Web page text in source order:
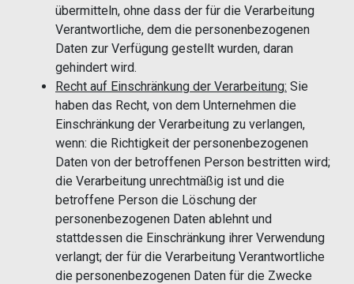
übermitteln, ohne dass der für die Verarbeitung
Verantwortliche, dem die personenbezogenen
Daten zur Verfügung gestellt wurden, daran
gehindert wird.
Recht auf Einschränkung der Verarbeitung: Sie
haben das Recht, von dem Unternehmen die
Einschränkung der Verarbeitung zu verlangen,
wenn: die Richtigkeit der personenbezogenen
Daten von der betroffenen Person bestritten wird;
die Verarbeitung unrechtmäßig ist und die
betroffene Person die Löschung der
personenbezogenen Daten ablehnt und
stattdessen die Einschränkung ihrer Verwendung
verlangt; der für die Verarbeitung Verantwortliche
die personenbezogenen Daten für die Zwecke